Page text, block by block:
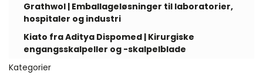
Grathwol | Emballageløsninger til laboratorier,
hospitaler og industri
Kiato fra Aditya Dispomed | Kirurgiske
engangsskalpeller og -skalpelblade
Kategorier